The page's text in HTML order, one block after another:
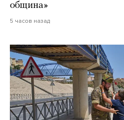
община»
5 часов назад